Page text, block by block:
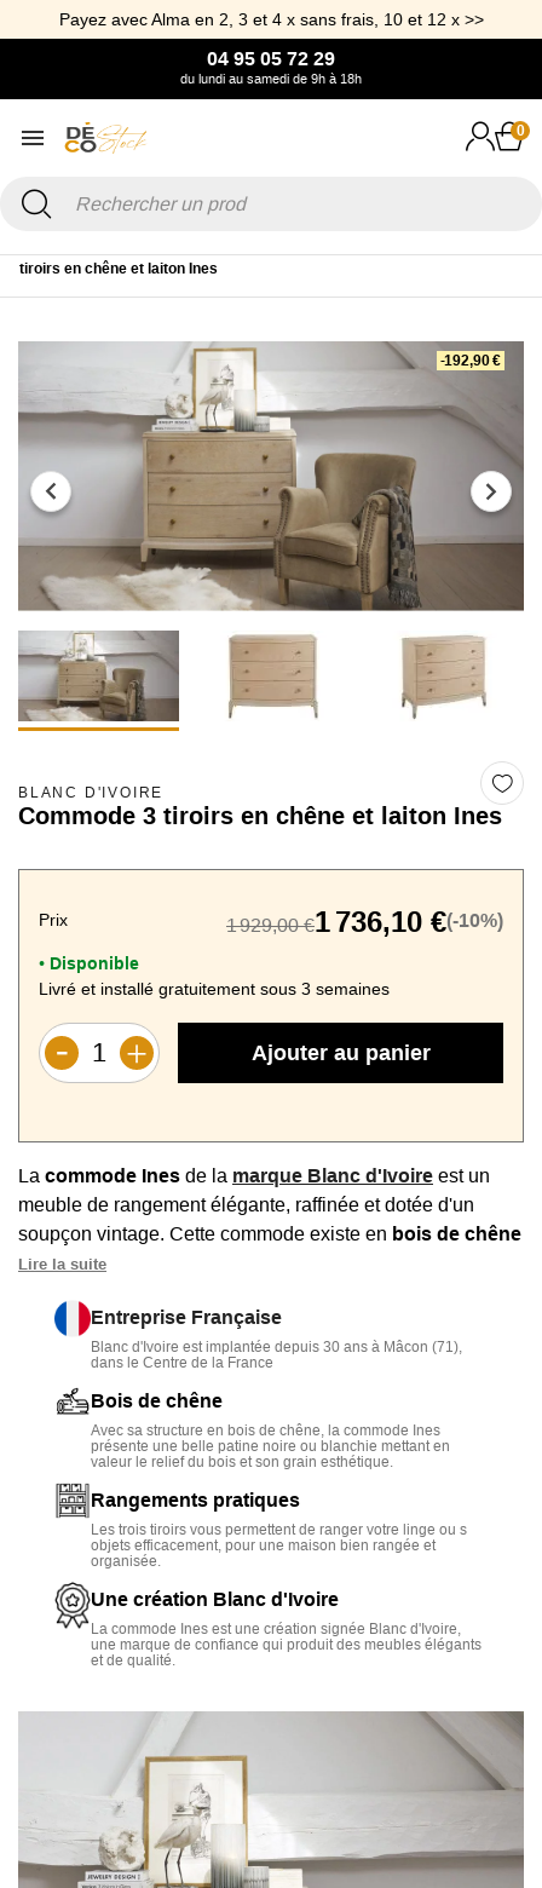
Payez avec Alma en 2, 3 et 4 x sans frais, 10 et 12 x >>
04 95 05 72 29
du lundi au samedi de 9h à 18h
0
tiroirs en chêne et laiton Ines
-192,90 €
BLANC D'IVOIRE
Commode 3 tiroirs en chêne et laiton Ines
Prix 1 929,00 €1 736,10 €(-10%)
• Disponible
Livré et installé gratuitement sous 3 semaines
Ajouter au panier
La commode Ines de la marque Blanc d'Ivoire est un
meuble de rangement élégante, raffinée et dotée d'un
soupçon vintage. Cette commode existe en bois de chêne
noiroublanchi,
Ce meuble de chambre ou de salon comporte
3 grands
permettant de ranger vos sous-vêtements, de la
vaisselle, du linge de maison ou autres objets à votre
convenance.
Ce produit jouit d'une fabrication robuste avec sa
en bois de chêneet ses embouts en fer.
Lire la suite
Entreprise Française
Blanc d'Ivoire est implantée depuis 30 ans à Mâcon (71),
dans le Centre de la France
Bois de chêne
Avec sa structure en bois de chêne, la commode Ines
présente une belle patine noire ou blanchie mettant en
valeur le relief du bois et son grain esthétique.
Rangements pratiques
Les trois tiroirs vous permettent de ranger votre linge ou s
objets efficacement, pour une maison bien rangée et
organisée.
Une création Blanc d'Ivoire
La commode Ines est une création signée Blanc d'Ivoire,
une marque de confiance qui produit des meubles élégants
et de qualité.